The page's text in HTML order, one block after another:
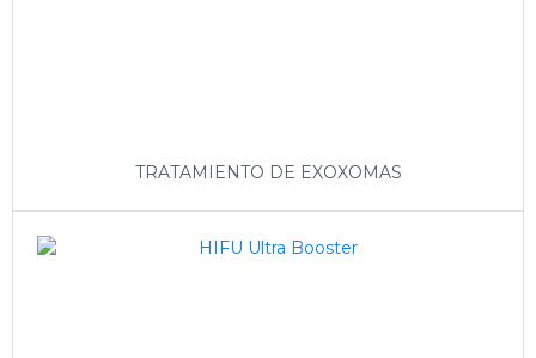
TRATAMIENTO DE EXOXOMAS